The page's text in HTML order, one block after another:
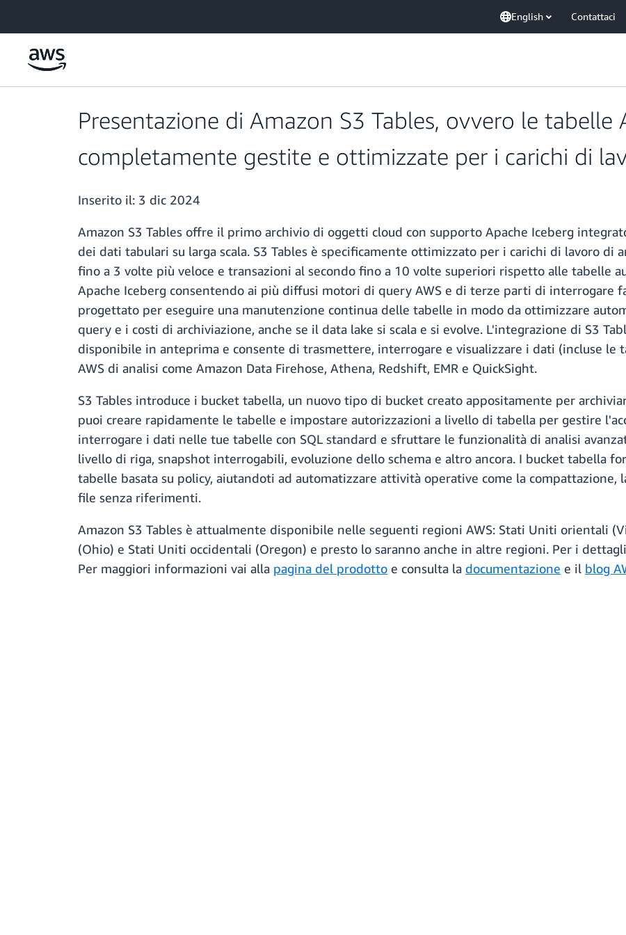
English Contattaci
Presentazione di Amazon S3 Tables, ovvero le tabelle
completamente gestite e ottimizzate per i carichi di
Inserito il: 3 dic 2024
Amazon S3 Tables offre il primo archivio di oggetti cloud con supporto Apache Iceberg
dei dati tabulari su larga scala. S3 Tables è specificamente ottimizzato per i carichi di lavoro di
fino a 3 volte più veloce e transazioni al secondo fino a 10 volte superiori rispetto alle tabelle
Apache Iceberg consentendo ai più diffusi motori di query AWS e di terze parti di interrogare
progettato per eseguire una manutenzione continua delle tabelle in modo da ottimizzare
query e i costi di archiviazione, anche se il data lake si scala e si evolve. L'integrazione di S3
disponibile in anteprima e consente di trasmettere, interrogare e visualizzare i dati (incluse le
AWS di analisi come Amazon Data Firehose, Athena, Redshift, EMR e QuickSight.
S3 Tables introduce i bucket tabella, un nuovo tipo di bucket creato appositamente per
puoi creare rapidamente le tabelle e impostare autorizzazioni a livello di tabella per gestire
interrogare i dati nelle tue tabelle con SQL standard e sfruttare le funzionalità di analisi
livello di riga, snapshot interrogabili, evoluzione dello schema e altro ancora. I bucket tabella
tabelle basata su policy, aiutandoti ad automatizzare attività operative come la
file senza riferimenti.
Amazon S3 Tables è attualmente disponibile nelle seguenti regioni AWS: Stati Uniti orientali
(Ohio) e Stati Uniti occidentali (Oregon) e presto lo saranno anche in altre regioni. Per i
Per maggiori informazioni vai alla pagina del prodotto e consulta la documentazione e il blog